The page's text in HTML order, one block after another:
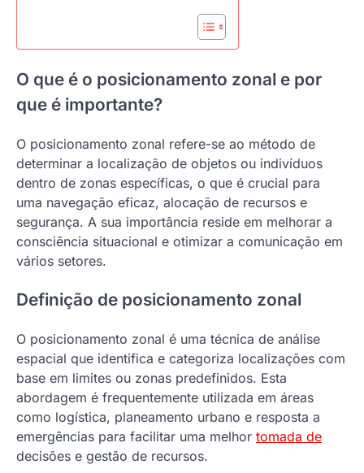
O que é o posicionamento zonal e por
que é importante?
O posicionamento zonal refere-se ao método de
determinar a localização de objetos ou indivíduos
dentro de zonas específicas, o que é crucial para
uma navegação eficaz, alocação de recursos e
segurança. A sua importância reside em melhorar a
consciência situacional e otimizar a comunicação em
vários setores.
Definição de posicionamento zonal
O posicionamento zonal é uma técnica de análise
espacial que identifica e categoriza localizações com
base em limites ou zonas predefinidos. Esta
abordagem é frequentemente utilizada em áreas
como logística, planeamento urbano e resposta a
emergências para facilitar uma melhor tomada de
decisões e gestão de recursos.